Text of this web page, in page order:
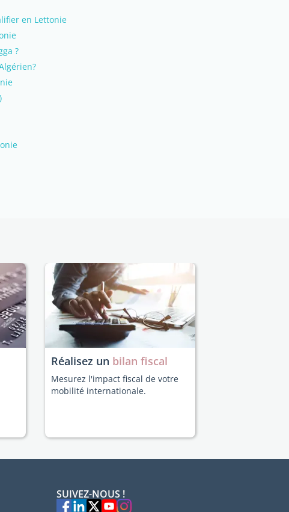
en Lettonie
?
Réalisez un bilan fiscal
Mesurez l'impact fiscal de votre
mobilité internationale.
SUIVEZ-NOUS !